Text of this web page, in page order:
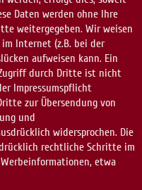
Daten werden ohne Ihre
weitergegeben. Wir weisen
Internet (z.B. bei der
aufweisen kann. Ein
durch Dritte ist nicht
Impressumspflicht
zur Übersendung von
und
widersprochen. Die
rechtliche Schritte im
etwa